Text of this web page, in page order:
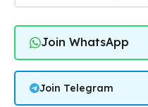
Join WhatsApp
Join Telegram